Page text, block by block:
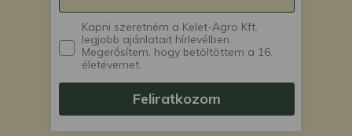
Kapni szeretném a Kelet-Agro Kft.
legjobb ajánlatait hírlevélben.
Megerősítem, hogy betöltöttem a 16.
életévemet.
Feliratkozom